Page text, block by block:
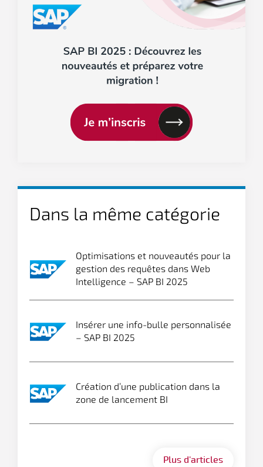
Dans la même catégorie
Optimisations et nouveautés pour la
gestion des requêtes dans Web
Intelligence – SAP BI 2025
Insérer une info-bulle personnalisée
– SAP BI 2025
Création d’une publication dans la
zone de lancement BI
Plus d'articles